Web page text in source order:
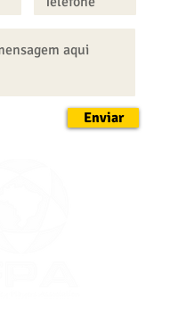
Enviar